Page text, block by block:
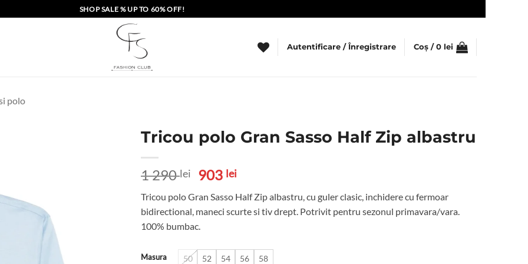
SHOP SALE % UP TO 60% OFF!
Autentificare / Înregistrare Coș / 0 lei
polo
Tricou polo Gran Sasso Half Zip albastru
1 290lei
Prețul
a
fost:
1
290 lei.
903 leiPrețul
este:
903 lei.
Tricou polo Gran Sasso Half Zip albastru, cu guler clasic, inchidere cu fermoar
bidirectional, maneci scurte si tiv drept. Potrivit pentru sezonul primavara/vara.
100% bumbac.
Masura 50 52 54 56 58